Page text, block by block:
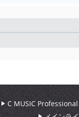
C MUSIC